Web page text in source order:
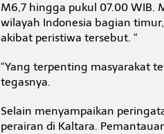
M6,7 hingga pukul 07.00 WIB.
wilayah Indonesia bagian
akibat peristiwa tersebut. “
“Yang terpenting masyarakat
tegasnya.
Selain menyampaikan
perairan di Kaltara.